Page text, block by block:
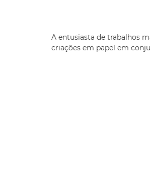
A entusiasta de trabalhos
criações em papel em